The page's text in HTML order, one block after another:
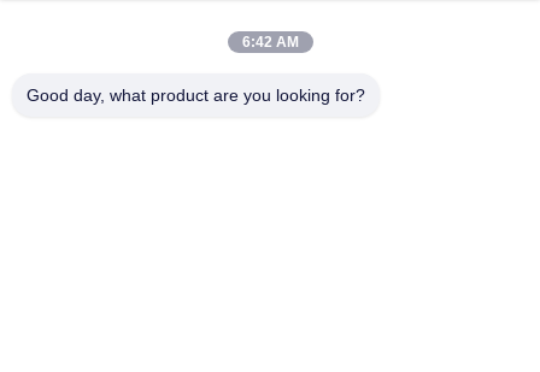
6:42 AM
Good day, what product are you looking for?